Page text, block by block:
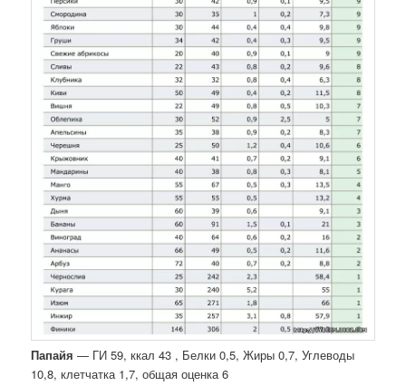
Папайя — ГИ 59, ккал 43 , Белки 0,5, Жиры 0,7, Углеводы
10,8, клетчатка 1,7, общая оценка 6